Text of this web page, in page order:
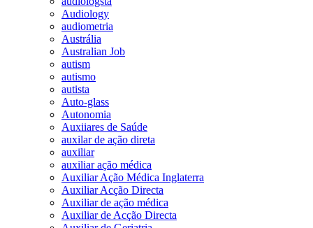
Audiology
audiometria
Austrália
Australian Job
autism
autismo
autista
Auto-glass
Autonomia
Auxiiares de Saúde
auxilar de ação direta
auxiliar
auxiliar ação médica
Auxiliar Ação Médica Inglaterra
Auxiliar Acção Directa
Auxiliar de ação médica
Auxiliar de Acção Directa